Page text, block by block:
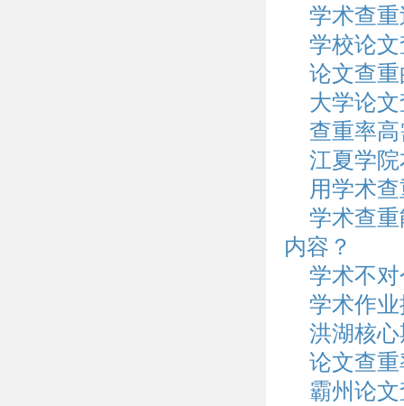
学术查
学校论
论文查
大学论
查重率
江夏学
用学术
学术查
内容？
学术不
学术作
洪湖核
论文查
霸州论